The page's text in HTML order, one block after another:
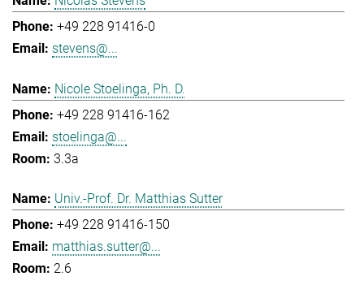
+49 228 91416-0
stevens@...
Nicole Stoelinga, Ph. D.
+49 228 91416-162
stoelinga@...
3.3a
Univ.-Prof. Dr. Matthias Sutter
+49 228 91416-150
matthias.sutter@...
2.6